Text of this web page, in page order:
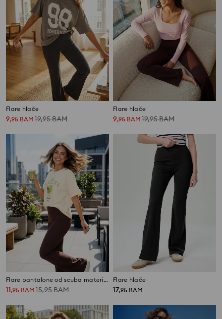
Flare hlače
9,95 BAM 19,95BAM
Flare hlače
9,95 BAM 19,95BAM
Flare pantalone od scuba materijala Gym Hard
11,95 BAM 15,95BAM
Flare hlače
17,95 BAM